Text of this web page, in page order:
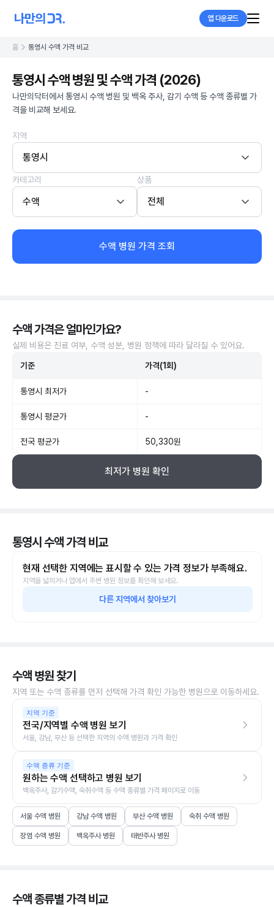
앱 다운로드
홈 통영시 수액 가격 비교
통영시 수액 병원 및 수액 가격 (2026)
나만의닥터에서 통영시 수액 병원 및 백옥 주사, 감기 수액 등 수액 종류별 가
격을 비교해 보세요.
지역
통영시
카테고리
수액
상품
전체
수액 병원 가격 조회
수액 가격은 얼마인가요?
실제 비용은 진료 여부, 수액 성분, 병원 정책에 따라 달라질 수 있어요.
기준 가격(1회)
통영시 최저가 -
통영시 평균가 -
전국 평균가 50,330원
최저가 병원 확인
통영시 수액 가격 비교
현재 선택한 지역에는 표시할 수 있는 가격 정보가 부족해요.
지역을 넓히거나 앱에서 주변 병원 정보를 확인해 보세요.
다른 지역에서 찾아보기
수액 병원 찾기
지역 또는 수액 종류를 먼저 선택해 가격 확인 가능한 병원으로 이동하세요.
지역 기준
전국/지역별 수액 병원 보기
서울, 강남, 부산 등 선택한 지역의 수액 병원과 가격 확인
수액 종류 기준
원하는 수액 선택하고 병원 보기
백옥주사, 감기수액, 숙취수액 등 수액 종류별 가격 페이지로 이동
서울 수액 병원 강남 수액 병원 부산 수액 병원 숙취 수액 병원
장염 수액 병원 백옥주사 병원 태반주사 병원
수액 종류별 가격 비교